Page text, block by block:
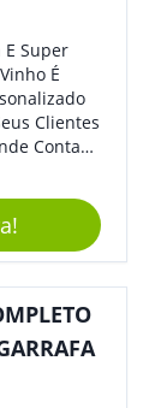
E Super
É
Clientes
Conta
Demais,